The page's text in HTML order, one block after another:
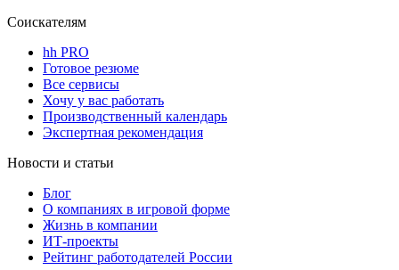
Соискателям
hh PRO
Готовое резюме
Все сервисы
Хочу у вас работать
Производственный календарь
Экспертная рекомендация
Новости и статьи
Блог
О компаниях в игровой форме
Жизнь в компании
ИТ-проекты
Рейтинг работодателей России